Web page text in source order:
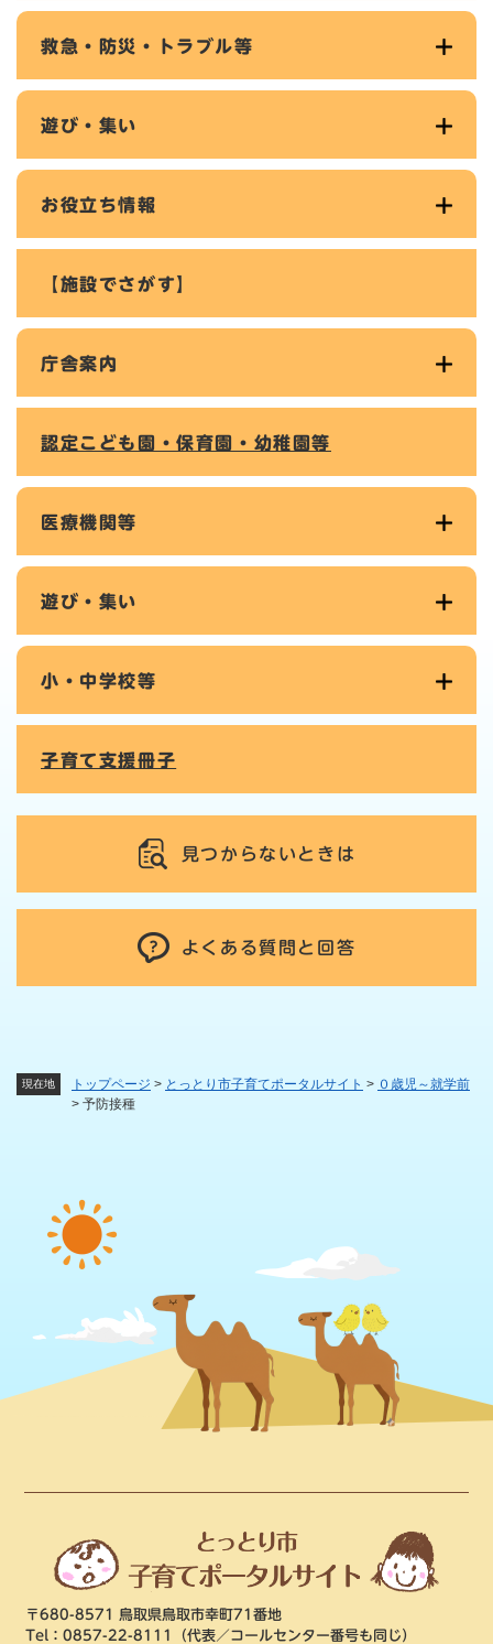
現在地 トップページ > とっとり市子育てポータルサイト > ０歳児～就学前
> 予防接種
救急・防災・トラブル等
遊び・集い
お役立ち情報
【施設でさがす】
庁舎案内
認定こども園・保育園・幼稚園等
医療機関等
遊び・集い
小・中学校等
子育て支援冊子
見つからないときは
よくある質問と回答
〒680-8571 鳥取県鳥取市幸町71番地
Tel：0857-22-8111
（代表／コールセンター番号も同じ）